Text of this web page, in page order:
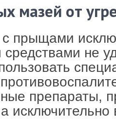
мазей от
с прыщами
средствами не
препараты,
исключительно